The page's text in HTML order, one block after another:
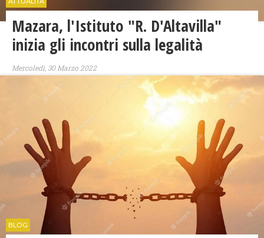
Mazara, l'Istituto "R. D'Altavilla"
inizia gli incontri sulla legalità
Mercoledì, 30 Marzo 2022
BLOG